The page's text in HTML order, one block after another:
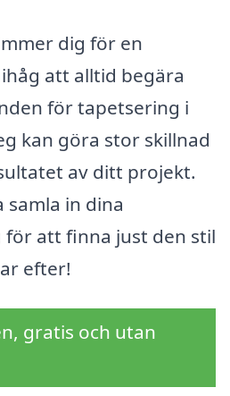
dig för en
att alltid begära
för tapetsering i
kan göra stor skillnad
av ditt projekt.
samla in dina
att finna just den stil
efter!
gratis och utan